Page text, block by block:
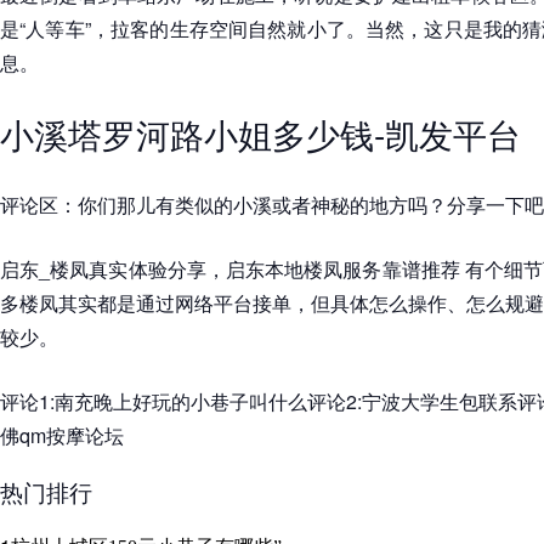
是“人等车”，拉客的生存空间自然就小了。当然，这只是我的
息。
小溪塔罗河路小姐多少钱-凯发平台
评论区：你们那儿有类似的小溪或者神秘的地方吗？分享一下
启东_楼凤真实体验分享，启东本地楼凤服务靠谱推荐 有个细
多楼凤其实都是通过网络平台接单，但具体怎么操作、怎么规
较少。
评论1:南充晚上好玩的小巷子叫什么评论2:宁波大学生包联系
佛qm按摩论坛
热门排行